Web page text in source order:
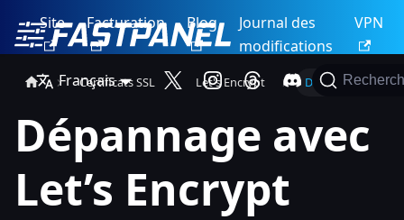
Site Facturation Blog
Journal des
modifications
VPN
Français
Certificats SSL Let's Encrypt Dépannage
Dépannage avec
Let’s Encrypt